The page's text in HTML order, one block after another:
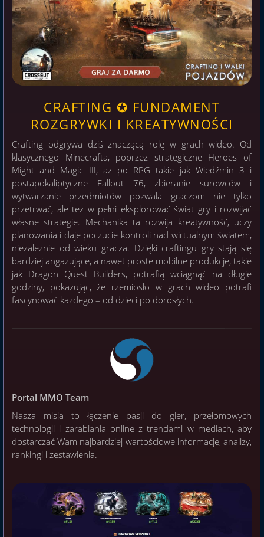
CRAFTING ✪ FUNDAMENT
ROZGRYWKI I KREATYWNOŚCI
Crafting odgrywa dziś znaczącą rolę w grach wideo. Od
klasycznego Minecrafta, poprzez strategiczne Heroes of
Might and Magic III, aż po RPG takie jak Wiedźmin 3 i
postapokaliptyczne Fallout 76, zbieranie surowców i
wytwarzanie przedmiotów pozwala graczom nie tylko
przetrwać, ale też w pełni eksplorować świat gry i rozwijać
własne strategie. Mechanika ta rozwija kreatywność, uczy
planowania i daje poczucie kontroli nad wirtualnym światem,
niezależnie od wieku gracza. Dzięki craftingu gry stają się
bardziej angażujące, a nawet proste mobilne produkcje, takie
jak Dragon Quest Builders, potrafią wciągnąć na długie
godziny, pokazując, że rzemiosło w grach wideo potrafi
fascynować każdego – od dzieci po dorosłych.
Portal MMO Team
Nasza misja to łączenie pasji do gier, przełomowych
technologii i zarabiania online z trendami w mediach, aby
dostarczać Wam najbardziej wartościowe informacje, analizy,
rankingi i zestawienia.